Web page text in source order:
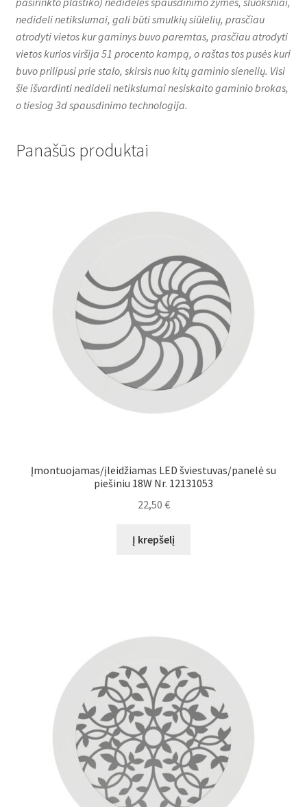
nedideli netikslumai, gali būti smulkių siūlelių, prasčiau
atrodyti vietos kur gaminys buvo paremtas, prasčiau atrodyti
vietos kurios viršija 51 procento kampą, o raštas tos pusės kuri
buvo prilipusi prie stalo, skirsis nuo kitų gaminio sienelių. Visi
šie išvardinti nedideli netikslumai nesiskaito gaminio brokas,
o tiesiog 3d spausdinimo technologija.
Panašūs produktai
Įmontuojamas/įleidžiamas LED šviestuvas/panelė su
piešiniu 18W Nr. 12131053
22,50 €
Į krepšelį